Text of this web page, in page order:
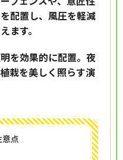
配置し、風圧を軽減
ます。
を効果的に配置。夜
栽を美しく照らす演
点